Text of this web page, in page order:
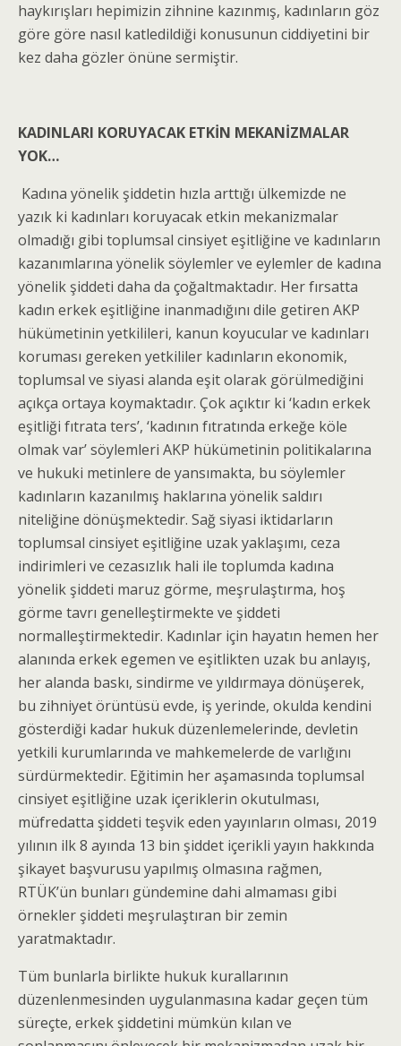
haykırışları hepimizin zihnine kazınmış, kadınların göz
göre göre nasıl katledildiği konusunun ciddiyetini bir
kez daha gözler önüne sermiştir.
KADINLARI KORUYACAK ETKİN MEKANİZMALAR
YOK…
Kadına yönelik şiddetin hızla arttığı ülkemizde ne
yazık ki kadınları koruyacak etkin mekanizmalar
olmadığı gibi toplumsal cinsiyet eşitliğine ve kadınların
kazanımlarına yönelik söylemler ve eylemler de kadına
yönelik şiddeti daha da çoğaltmaktadır. Her fırsatta
kadın erkek eşitliğine inanmadığını dile getiren AKP
hükümetinin yetkilileri, kanun koyucular ve kadınları
koruması gereken yetkililer kadınların ekonomik,
toplumsal ve siyasi alanda eşit olarak görülmediğini
açıkça ortaya koymaktadır. Çok açıktır ki ‘kadın erkek
eşitliği fıtrata ters’, ‘kadının fıtratında erkeğe köle
olmak var’ söylemleri AKP hükümetinin politikalarına
ve hukuki metinlere de yansımakta, bu söylemler
kadınların kazanılmış haklarına yönelik saldırı
niteliğine dönüşmektedir. Sağ siyasi iktidarların
toplumsal cinsiyet eşitliğine uzak yaklaşımı, ceza
indirimleri ve cezasızlık hali ile toplumda kadına
yönelik şiddeti maruz görme, meşrulaştırma, hoş
görme tavrı genelleştirmekte ve şiddeti
normalleştirmektedir. Kadınlar için hayatın hemen her
alanında erkek egemen ve eşitlikten uzak bu anlayış,
her alanda baskı, sindirme ve yıldırmaya dönüşerek,
bu zihniyet örüntüsü evde, iş yerinde, okulda kendini
gösterdiği kadar hukuk düzenlemelerinde, devletin
yetkili kurumlarında ve mahkemelerde de varlığını
sürdürmektedir. Eğitimin her aşamasında toplumsal
cinsiyet eşitliğine uzak içeriklerin okutulması,
müfredatta şiddeti teşvik eden yayınların olması, 2019
yılının ilk 8 ayında 13 bin şiddet içerikli yayın hakkında
şikayet başvurusu yapılmış olmasına rağmen,
RTÜK’ün bunları gündemine dahi almaması gibi
örnekler şiddeti meşrulaştıran bir zemin
yaratmaktadır.
Tüm bunlarla birlikte hukuk kurallarının
düzenlenmesinden uygulanmasına kadar geçen tüm
süreçte, erkek şiddetini mümkün kılan ve